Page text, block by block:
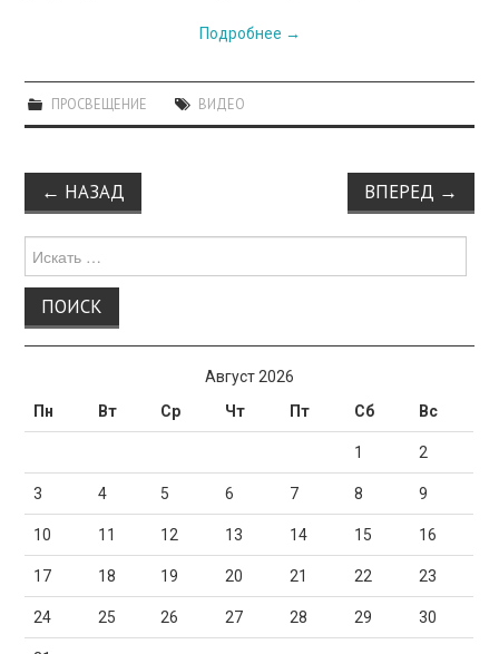
Подробнее →
ПРОСВЕЩЕНИЕ ВИДЕО
Навигация
по
записи
← НАЗАД ВПЕРЕД →
для:
Август 2026
Пн
Вт Ср Чт Пт Сб Вс
1 2
3 4 5 6 7 8 9
10 11 12 13 14 15 16
17 18 19 20 21 22 23
24 25 26 27 28 29 30